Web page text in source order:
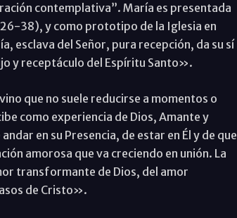
contemplativa”. María es presentada
38), y como prototipo de la Iglesia en
esclava del Señor, pura recepción, da su sí
y receptáculo del Espíritu Santo».
que no suele reducirse a momentos o
como experiencia de Dios, Amante y
en su Presencia, de estar en Él y de que
amorosa que va creciendo en unión. La
transformante de Dios, del amor
de Cristo».